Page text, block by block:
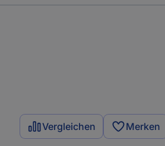
Vergleichen Merken